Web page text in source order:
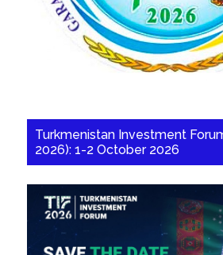
Turkmenistan Investment
2026): 1-2 October 2026